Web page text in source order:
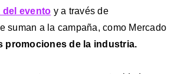
del evento y a través de
suman a la campaña, como Mercado
promociones de la industria.